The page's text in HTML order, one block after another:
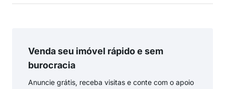
Venda seu imóvel rápido e sem
burocracia
Anuncie grátis, receba visitas e conte com o apoio